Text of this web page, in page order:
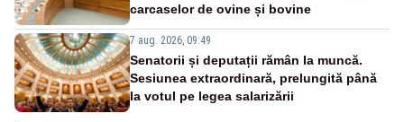
carcaselor de ovine și bovine
7 aug. 2026, 09:49
Senatorii și deputații rămân la muncă.
Sesiunea extraordinară, prelungită până
la votul pe legea salarizării